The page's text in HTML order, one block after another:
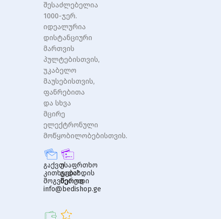
შესაძლებელია
1000-ჯერ.
იდეალურია
დისტანციური
მართვის
პულტებისთვის,
უკაბელო
მაუსებისთვის,
ფანრებითა
და სხვა
მცირე
ელექტრონული
მოწყობილობებისთვის.
გაქვთ
კითხვები?
მოგვწერეთ
info@bedishop.ge
უსაფრთხო
გადახდის
მეთოდი